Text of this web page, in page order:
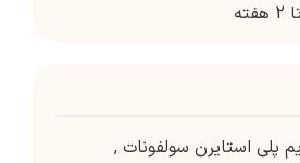
پلی استایرن سولفونات ,